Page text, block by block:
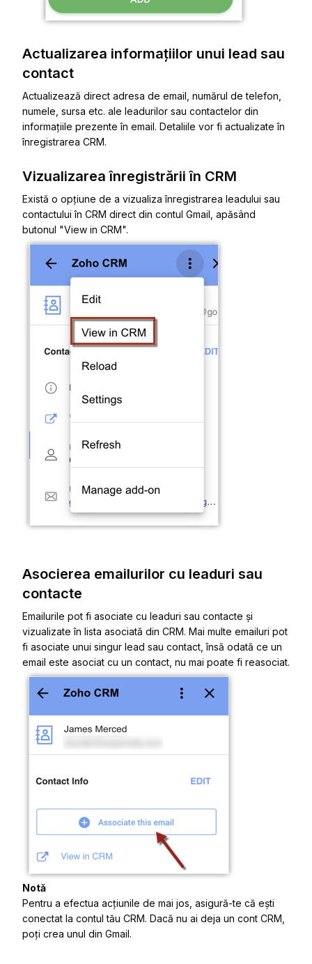
Actualizarea informațiilor unui lead sau
contact
Actualizează direct adresa de email, numărul de telefon,
numele, sursa etc. ale leadurilor sau contactelor din
informațiile prezente în email. Detaliile vor fi actualizate în
înregistrarea CRM.
Vizualizarea înregistrării în CRM
Există o opțiune de a vizualiza înregistrarea leadului sau
contactului în CRM direct din contul Gmail, apăsând
butonul "View in CRM".
Asocierea emailurilor cu leaduri sau
contacte
Emailurile pot fi asociate cu leaduri sau contacte și
vizualizate în lista asociată din CRM. Mai multe emailuri pot
fi asociate unui singur lead sau contact, însă odată ce un
email este asociat cu un contact, nu mai poate fi reasociat.
Notă
Pentru a efectua acțiunile de mai jos, asigură-te că ești
conectat la contul tău CRM. Dacă nu ai deja un cont CRM,
poți crea unul din Gmail.